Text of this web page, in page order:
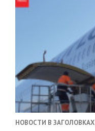
НОВОСТИ В ЗАГОЛОВКАХ